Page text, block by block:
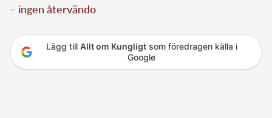
– ingen återvändo
Lägg till Allt om Kungligtsom föredragen källa i
Google